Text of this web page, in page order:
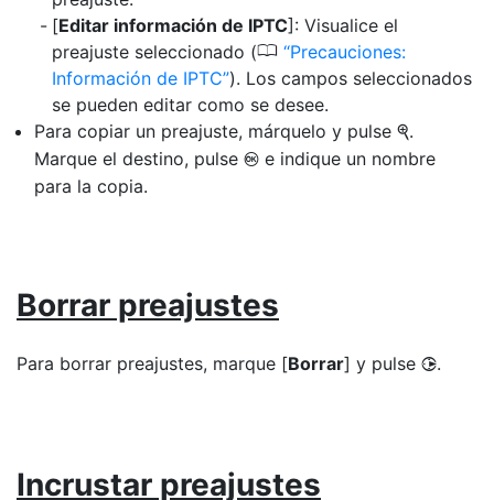
[Editar información de IPTC]: Visualice el
preajuste seleccionado (0 Precauciones:
Información de IPTC ). Los campos seleccionados
se pueden editar como se desee.
Para copiar un preajuste, márquelo y pulse X.
Marque el destino, pulse J e indique un nombre
para la copia.
Borrar preajustes
Para borrar preajustes, marque [Borrar] y pulse 2.
Incrustar preajustes